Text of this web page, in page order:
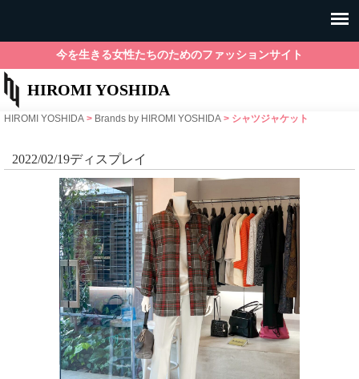
HIROMI YOSHIDA
今を生きる女性たちのためのファッションサイト
HIROMI YOSHIDA > Brands by HIROMI YOSHIDA > シャツジャケット
2022/02/19ディスプレイ